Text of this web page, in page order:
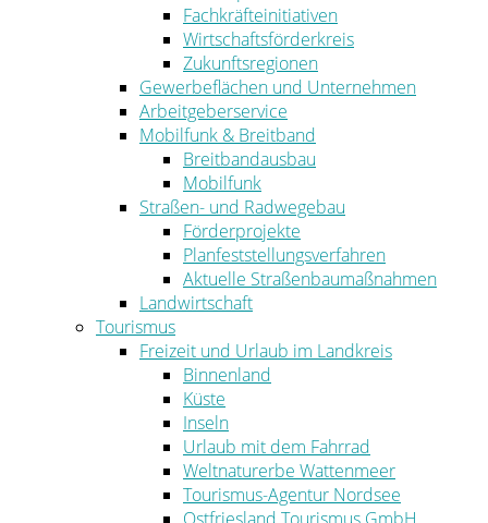
Fachkräfteinitiativen
Wirtschaftsförderkreis
Zukunftsregionen
Gewerbeflächen und Unternehmen
Arbeitgeberservice
Mobilfunk & Breitband
Breitbandausbau
Mobilfunk
Straßen- und Radwegebau
Förderprojekte
Planfeststellungsverfahren
Aktuelle Straßenbaumaßnahmen
Landwirtschaft
Tourismus
Freizeit und Urlaub im Landkreis
Binnenland
Küste
Inseln
Urlaub mit dem Fahrrad
Weltnaturerbe Wattenmeer
Tourismus-Agentur Nordsee